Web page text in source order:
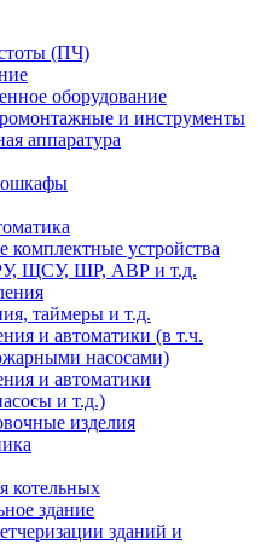
(ПЧ)
оборудование
и инструменты
аппаратура
комплектные устройства
ЩСУ, ШР, АВР и т.д.
таймеры и т.д.
и автоматики (в т.ч.
насосами)
и автоматики
и т.д.)
изделия
котельных
здание
зданий и